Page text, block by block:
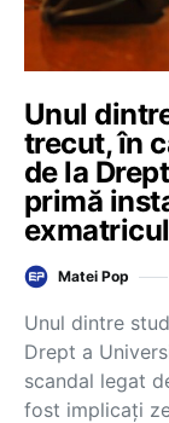
Unul
trecut, în
de la
primă
Matei Pop
Unul dintre
Drept a
scandal legat
fost implicați